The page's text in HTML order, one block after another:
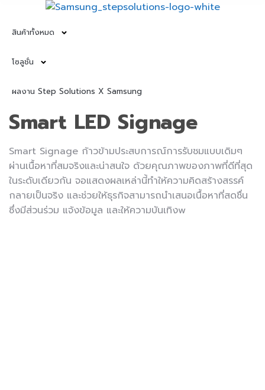
สินค้าทั้งหมด
โซลูชั่น
ผลงาน Step Solutions X Samsung
Smart LED Signage
Smart Signage ก้าวข้ามประสบการณ์การรับชมแบบเดิมๆ
ผ่านเนื้อหาที่สมจริงและน่าสนใจ ด้วยคุณภาพของภาพที่ดีที่สุด
ในระดับเดียวกัน จอแสดงผลเหล่านี้ทำให้ความคิดสร้างสรรค์
กลายเป็นจริง และช่วยให้ธุรกิจสามารถนำเสนอเนื้อหาที่สดชื่น
ซึ่งมีส่วนร่วม แจ้งข้อมูล และให้ความบันเทิงw